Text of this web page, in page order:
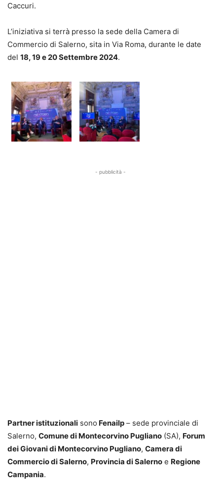
Caccuri.
L’iniziativa si terrà presso la sede della Camera di
Commercio di Salerno, sita in Via Roma, durante le date
del 18, 19 e 20 Settembre 2024.
- pubblicità -
Partner istituzionali sono Fenailp – sede provinciale di
Salerno, Comune di Montecorvino Pugliano (SA), Forum
dei Giovani di Montecorvino Pugliano, Camera di
Commercio di Salerno, Provincia di Salerno e Regione
Campania.